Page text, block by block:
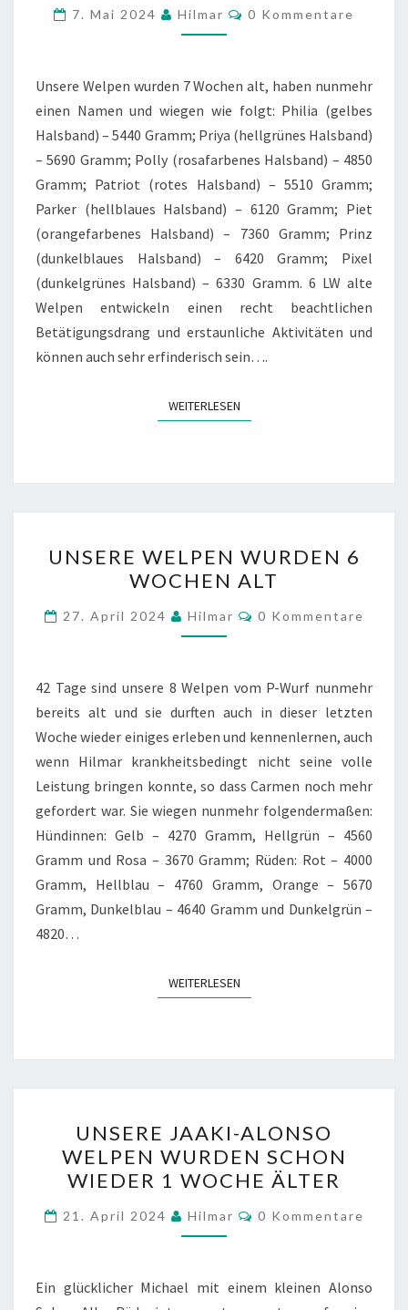
7
WOCHEN
7. Mai 2024 Hilmar Kommentare
0 Kommentare
Unsere Welpen wurden 7 Wochen alt, haben nunmehr
einen Namen und wiegen wie folgt: Philia (gelbes
Halsband) – 5440 Gramm; Priya (hellgrünes Halsband)
– 5690 Gramm; Polly (rosafarbenes Halsband) – 4850
Gramm; Patriot (rotes Halsband) – 5510 Gramm;
Parker (hellblaues Halsband) – 6120 Gramm; Piet
(orangefarbenes Halsband) – 7360 Gramm; Prinz
(dunkelblaues Halsband) – 6420 Gramm; Pixel
(dunkelgrünes Halsband) – 6330 Gramm. 6 LW alte
Welpen entwickeln einen recht beachtlichen
Betätigungsdrang und erstaunliche Aktivitäten und
können auch sehr erfinderisch sein….
WEITERLESENWEITERLESEN
WELPEN
WURDEN
6
WOCHEN
UNSERE WELPEN WURDEN 6
WOCHEN ALT
27. April 2024 Hilmar Kommentare
0 Kommentare
42 Tage sind unsere 8 Welpen vom P-Wurf nunmehr
bereits alt und sie durften auch in dieser letzten
Woche wieder einiges erleben und kennenlernen, auch
wenn Hilmar krankheitsbedingt nicht seine volle
Leistung bringen konnte, so dass Carmen noch mehr
gefordert war. Sie wiegen nunmehr folgendermaßen:
Hündinnen: Gelb – 4270 Gramm, Hellgrün – 4560
Gramm und Rosa – 3670 Gramm; Rüden: Rot – 4000
Gramm, Hellblau – 4760 Gramm, Orange – 5670
Gramm, Dunkelblau – 4640 Gramm und Dunkelgrün –
4820…
WEITERLESENWEITERLESEN
JAAKI-
ALONSO
WELPEN
WURDEN
SCHON
1
UNSERE JAAKI-ALONSO
WELPEN WURDEN SCHON
WIEDER 1 WOCHE ÄLTER
21. April 2024 Hilmar Kommentare
0 Kommentare
Ein glücklicher Michael mit einem kleinen Alonso